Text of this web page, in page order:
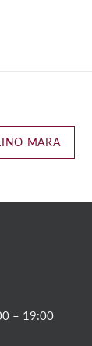
MARA
– 19:00